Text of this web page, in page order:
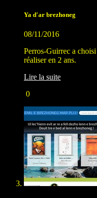
Ya d'ar brezhoneg
08/11/2016
Perros-Guirrec a
réaliser en 2 ans.
Lire la suite
0